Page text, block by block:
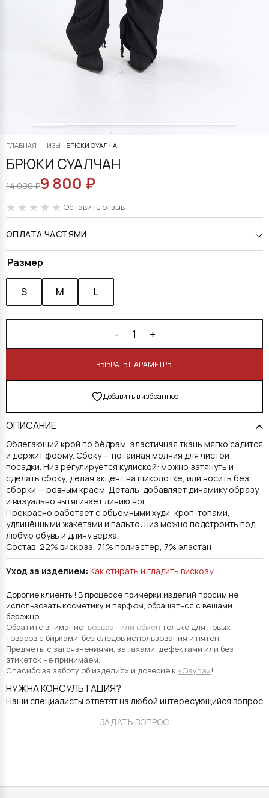
ГЛАВНАЯ—НИЗЫ—БРЮКИ СУАЛЧАН
БРЮКИ СУАЛЧАН
14 000₽
ПЕРВОНАЧАЛЬНАЯ
ЦЕНА
14
000 ₽.
9 800 ₽
ТЕКУЩАЯ
ЦЕНА:
800 ₽.
Оставить отзыв
ОПЛАТА ЧАСТЯМИ
Размер
S M L
- 1 +
В КОРЗИНУ
Добавить в избранное
Alternative:
ОПИСАНИЕ
Облегающий крой по бёдрам, эластичная ткань мягко садится
и держит форму. Сбоку — потайная молния для чистой
посадки. Низ регулируется кулиской: можно затянуть и
сделать сбоку, делая акцент на щиколотке, или носить без
сборки — ровным краем. Деталь добавляет динамику образу
и визуально вытягивает линию ног.
Прекрасно работает с объёмными худи, кроп-топами,
удлинёнными жакетами и пальто: низ можно подстроить под
любую обувь и длину верха.
Состав: 22% вискоза, 71% полиэстер, 7% эластан
Уход за изделием: Как стирать и гладить вискозу.
Дорогие клиенты! В процессе примерки изделий просим не
использовать косметику и парфюм, обращаться с вещами
бережно.
Обратите внимание: возврат или обмен только для новых
товаров с бирками, без следов использования и пятен.
Предметы с загрязнениями, запахами, дефектами или без
этикеток не принимаем.
Спасибо за заботу об изделиях и доверие к «Qayna»!
НУЖНА КОНСУЛЬТАЦИЯ?
Наши специалисты ответят на любой интересующийся вопрос
ЗАДАТЬ ВОПРОС